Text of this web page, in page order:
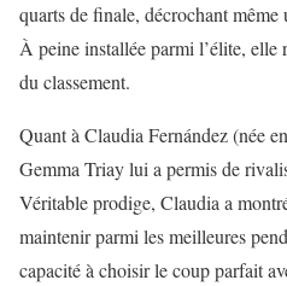
quarts de finale, décrochant même
À peine installée parmi l’élite, elle
du classement.
Quant à Claudia Fernández (née
Gemma Triay lui a permis de
Véritable prodige, Claudia a
maintenir parmi les meilleures
capacité à choisir le coup parfait